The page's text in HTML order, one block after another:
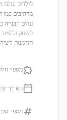
לילדים עולם
מרהיבים כמו
עולם הבנייה
לשחק וללמוד
הזדמנות
מספר
תאריך
מספר סט: